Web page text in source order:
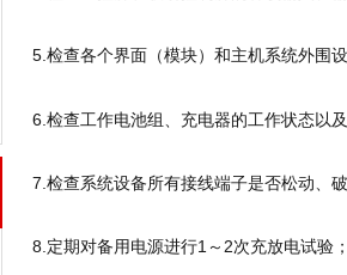
5.检查各个界面（模块）和主机系统外围
6.检查工作电池组、充电器的工作状态以
7.检查系统设备所有接线端子是否松动、
8.定期对备用电源进行1～2次充放电试验